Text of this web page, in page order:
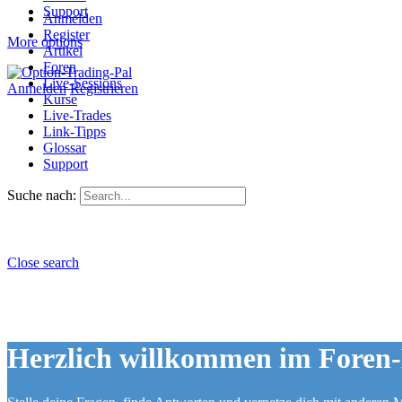
Support
More options
Anmelden Registrieren
Anmelden
Register
Artikel
Foren
Live-Sessions
Kurse
Live-Trades
Link-Tipps
Glossar
Support
Suche nach:
Close search
Herzlich willkommen im